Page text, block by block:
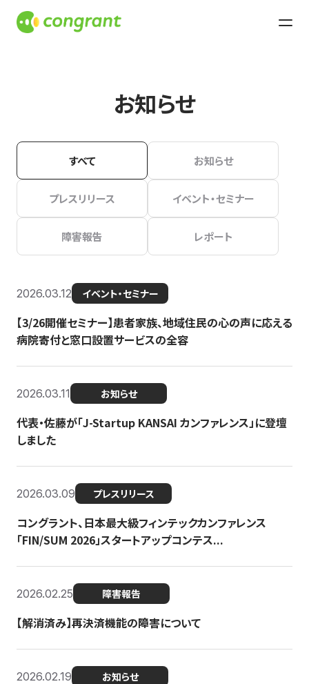
お知らせ
すべて お知らせ
プレスリリース イベント・セミナー
障害報告 レポート
2026.03.12 イベント・セミナー
【3/26開催セミナー】患者家族、地域住民の心の声に応える
病院寄付と窓口設置サービスの全容
2026.03.11 お知らせ
代表・佐藤が「J-Startup KANSAI カンファレンス」に登壇
しました
2026.03.09 プレスリリース
コングラント、日本最大級フィンテックカンファレンス
「FIN/SUM 2026」スタートアップコンテス...
2026.02.25 障害報告
【解消済み】再決済機能の障害について
2026.02.19 お知らせ